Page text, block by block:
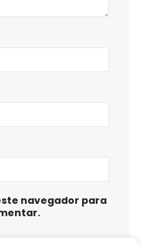
navegador para